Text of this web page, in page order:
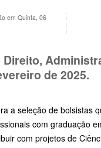
em Quinta, 06
de 2025.
a seleção de bolsistas
com graduação
com projetos de